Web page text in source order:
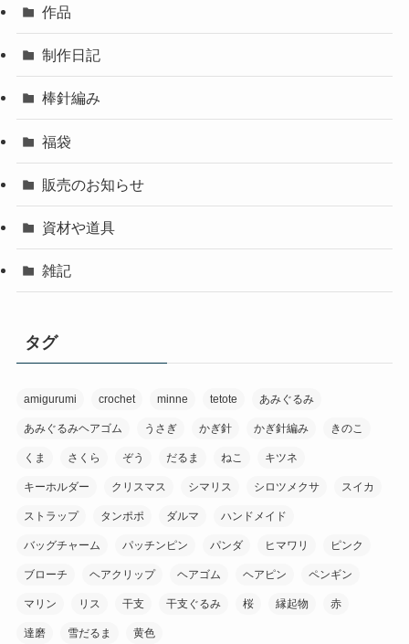
作品
制作日記
棒針編み
福袋
販売のお知らせ
資材や道具
雑記
タグ
amigurumi crochet minne tetote あみぐるみ
あみぐるみヘアゴム うさぎ かぎ針 かぎ針編み きのこ
くま さくら ぞう だるま ねこ キツネ
キーホルダー クリスマス シマリス シロツメクサ スイカ
ストラップ タンポポ ダルマ ハンドメイド
バッグチャーム パッチンピン パンダ ヒマワリ ピンク
ブローチ ヘアクリップ ヘアゴム ヘアピン ペンギン
マリン リス 干支 干支ぐるみ 桜 縁起物 赤
達磨 雪だるま 黄色